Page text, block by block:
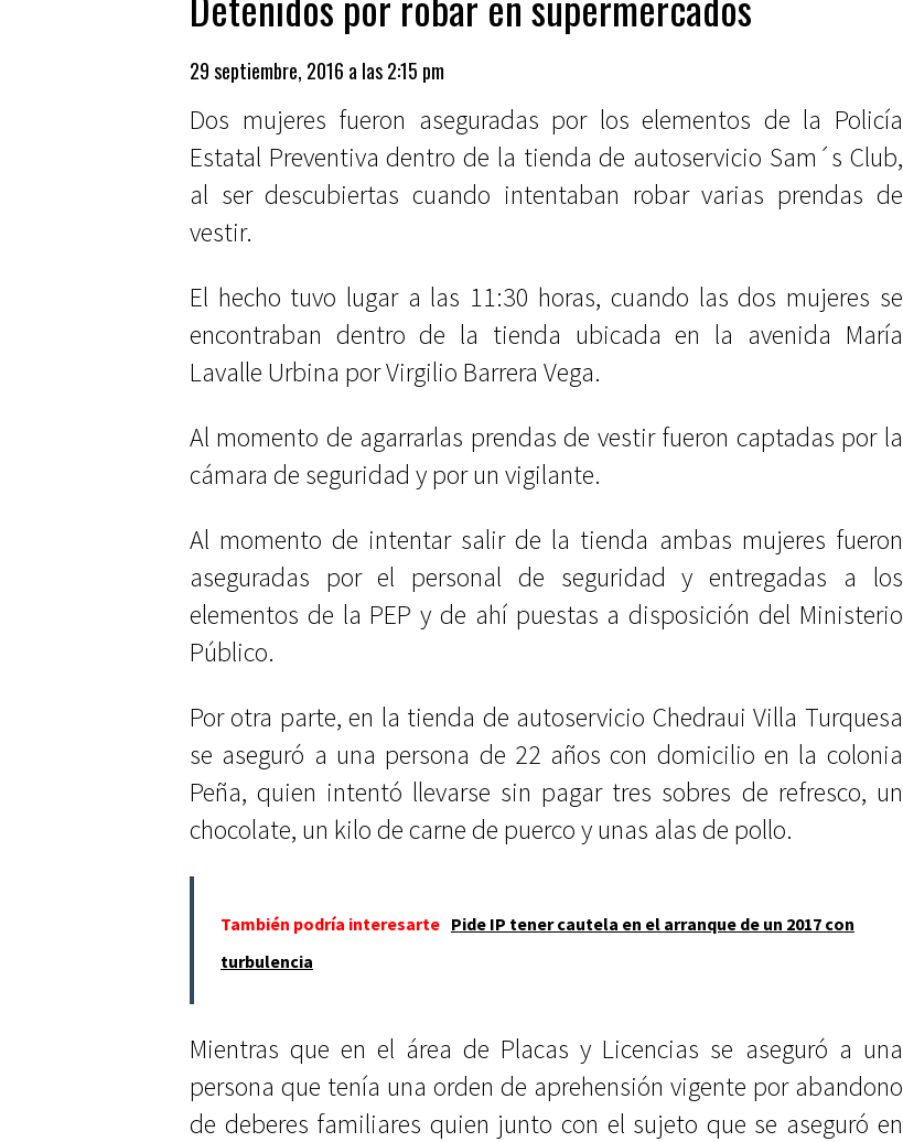
29 septiembre, 2016 a las 2:15 pm
Dos mujeres fueron aseguradas por los elementos de la Policía
Estatal Preventiva dentro de la tienda de autoservicio Sam´s Club,
al ser descubiertas cuando intentaban robar varias prendas de
vestir.
El hecho tuvo lugar a las 11:30 horas, cuando las dos mujeres se
encontraban dentro de la tienda ubicada en la avenida María
Lavalle Urbina por Virgilio Barrera Vega.
Al momento de agarrarlas prendas de vestir fueron captadas por la
cámara de seguridad y por un vigilante.
Al momento de intentar salir de la tienda ambas mujeres fueron
aseguradas por el personal de seguridad y entregadas a los
elementos de la PEP y de ahí puestas a disposición del Ministerio
Público.
Por otra parte, en la tienda de autoservicio Chedraui Villa Turquesa
se aseguró a una persona de 22 años con domicilio en la colonia
Peña, quien intentó llevarse sin pagar tres sobres de refresco, un
chocolate, un kilo de carne de puerco y unas alas de pollo.
También podría interesarte Pide IP tener cautela en el arranque de un 2017 con
turbulencia
Mientras que en el área de Placas y Licencias se aseguró a una
persona que tenía una orden de aprehensión vigente por abandono
de deberes familiares quien junto con el sujeto que se aseguró en